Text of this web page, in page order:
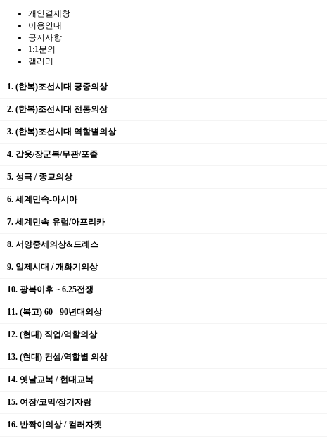
개인결제창
이용안내
공지사항
1:1문의
갤러리
1. (한복)조선시대 궁중의상
2. (한복)조선시대 전통의상
3. (한복)조선시대 역할별의상
4. 갑옷/장군복/무관/포졸
5. 성극 / 종교의상
6. 세계민속-아시아
7. 세계민속-유럽/아프리카
8. 서양중세의상&드레스
9. 일제시대 / 개화기의상
10. 광복이후 ~ 6.25전쟁
11. (복고) 60 - 90년대의상
12. (현대) 직업/역할의상
13. (현대) 컨셉/역할별 의상
14. 옛날교복 / 현대교복
15. 여장/코믹/장기자랑
16. 반짝이의상 / 컬러자켓